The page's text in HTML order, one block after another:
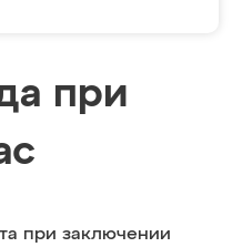
при
при заключении